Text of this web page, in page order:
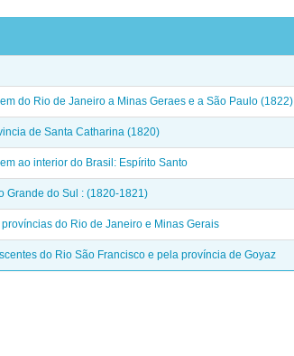
do Rio de Janeiro a Minas Geraes e a São Paulo (1822)
de Santa Catharina (1820)
ao interior do Brasil: Espírito Santo
Grande do Sul : (1820-1821)
do Rio de Janeiro e Minas Gerais
do Rio São Francisco e pela província de Goyaz